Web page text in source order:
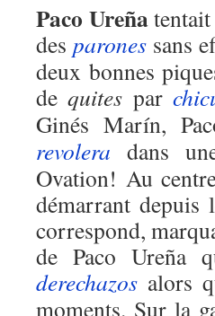
Paco Ureña
des parones sans
deux bonnes
dequites par
Ginés Marín,
revolera dans
Ovation! Au
démarrant depuis
correspond,
de Paco Ureña
derechazos alors
moments. Sur la